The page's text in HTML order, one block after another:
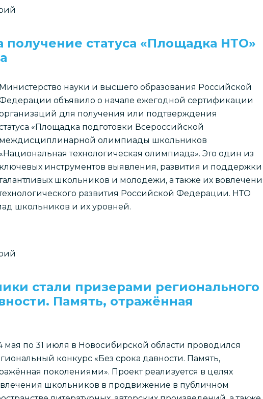
статуса «Площадка НТО»
Министерство науки и высшего образования Российской
объявило о начале ежегодной сертификации
для получения или подтверждения
«Площадка подготовки Всероссийской
междисциплинарной олимпиады школьников
«Национальная технологическая олимпиада». Это один из
ключевых инструментов выявления, развития и поддержки
школьников и молодежи, а также их
развития Российской Федерации. НТО
школьников и их уровней.
стали призерами регионального
Память, отражённая
мая по 31 июля в Новосибирской области проводился
конкурс «Без срока давности. Память,
поколениями». Проект реализуется в целях
школьников в продвижение в публичном